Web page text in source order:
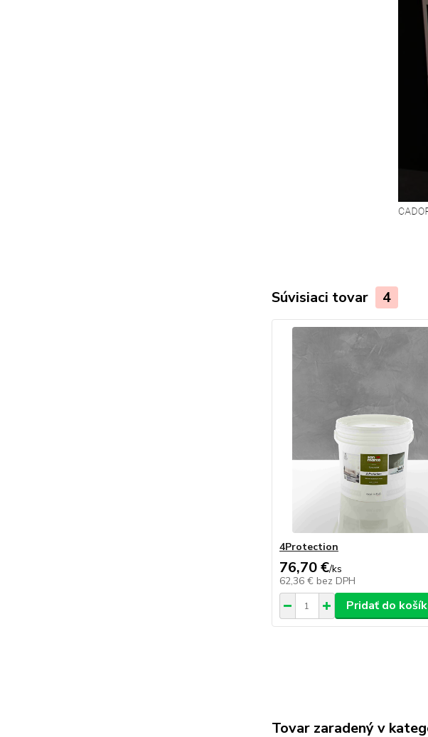
Súvisiaci tovar 4
4Protection
76,70 €/ks
62,36 € bez DPH
Pridať do
Tovar zaradený v